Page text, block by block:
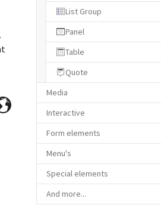
List Group
Panel
Table
Quote
Media
Interactive
Form elements
Menu's
Special elements
And more...